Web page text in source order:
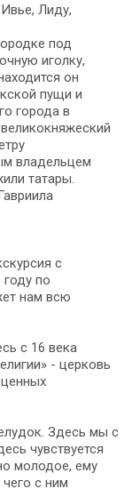
Лиду,
под
иголку,
он
пущи и
города в
владельцем
татары.
с
по
нам всю
с 16 века
- церковь
Здесь мы с
чувствуется
молодое, ему
с ним